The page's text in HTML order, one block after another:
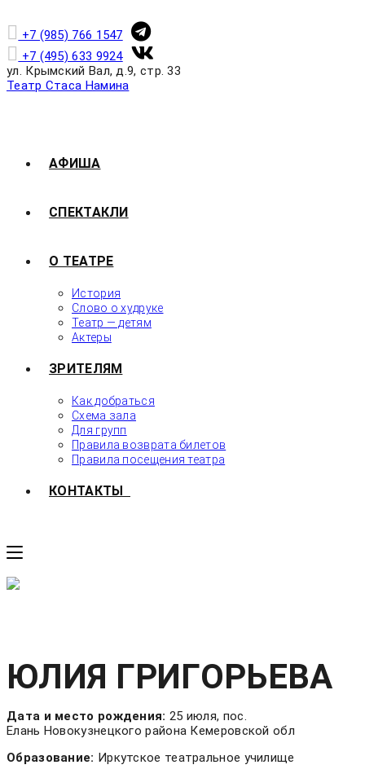
+7 (985) 766 1547
+7 (495) 633 9924
ул. Крымский Вал, д.9, стр. 33
Театр Стаса Намина
АФИША
СПЕКТАКЛИ
О ТЕАТРЕ
История
Слово о худруке
Театр — детям
Актеры
ЗРИТЕЛЯМ
Как добраться
Схема зала
Для групп
Правила возврата билетов
Правила посещения театра
КОНТАКТЫ
ЮЛИЯ ГРИГОРЬЕВА
Дата и место рождения: 25 июля, пос.
Елань Новокузнецкого района Кемеровской обл
Образование: Иркутское театральное училище